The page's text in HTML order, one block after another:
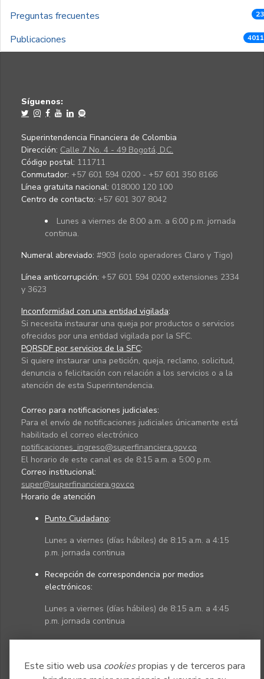
Este sitio web usa cookiespropias y de terceros para
Preguntas frecuentes
Publicaciones
Síguenos:
Superintendencia Financiera de Colombia
Dirección: Calle 7 No. 4 - 49 Bogotá, D.C.
Código postal: 111711
Conmutador: +57 601 594 0200 - +57 601 350 8166
Línea gratuita nacional: 018000 120 100
Centro de contacto: +57 601 307 8042
Lunes a viernes de 8:00 a.m. a 6:00 p.m. jornada
continua.
Numeral abreviado: #903 (solo operadores Claro y Tigo)
Línea anticorrupción: +57 601 594 0200 extensiones 2334
y 3623
Inconformidad con una entidad vigilada:
Si necesita instaurar una queja por productos o servicios
ofrecidos por una entidad vigilada por la SFC.
PQRSDF por servicios de la SFC:
Si quiere instaurar una petición, queja, reclamo, solicitud,
denuncia o felicitación con relación a los servicios o a la
atención de esta Superintendencia.
Correo para notificaciones judiciales:
Para el envío de notificaciones judiciales únicamente está
habilitado el correo electrónico
notificaciones_ingreso@superfinanciera.gov.co
El horario de este canal es de 8:15 a.m. a 5:00 p.m.
Correo institucional:
super@superfinanciera.gov.co
Horario de atención
Punto Ciudadano:
Lunes a viernes (días hábiles) de 8:15 a.m. a 4:15
p.m. jornada continua
Recepción de correspondencia por medios
electrónicos:
Lunes a viernes (días hábiles) de 8:15 a.m. a 4:45
p.m. jornada continua